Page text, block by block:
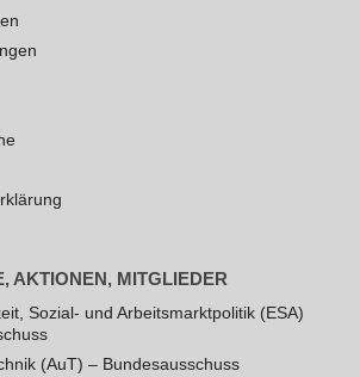
AKTIONEN, MITGLIEDER
Sozial- und Arbeitsmarktpolitik (ESA)
(AuT) – Bundesausschuss